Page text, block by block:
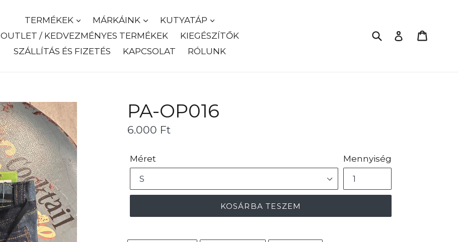
TERMÉKEK MÁRKÁINK
KUTYATÁP
OUTLET / KEDVEZMÉNYES TERMÉKEK
KIEGÉSZÍTŐK
SZÁLLÍTÁS ÉS FIZETÉS
KAPCSOLAT RÓLUNK
Küldés
PA-OP016
Ár
6.000 Ft
Méret Mennyiség
KOSÁRBA TESZEM